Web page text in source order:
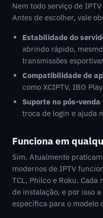
Nem todo serviço de
Antes de escolher, vale
Estabilidade do
abrindo rápido,
transmissões
Compatibilidade de
como XCIPTV, IBO
Suporte no pós-venda
troca de login e ajuda
Funciona em
Sim. Atualmente
modernos de IPTV
TCL, Philco e Roku.
de instalação, e por isso
específica para o modelo